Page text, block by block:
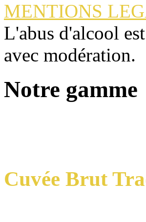
MENTIONS
L'abus d'alcool
avec modération.
Notre gamme
Cuvée Brut